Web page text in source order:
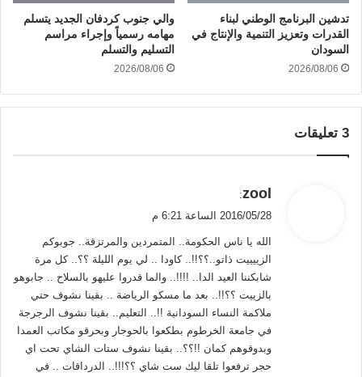
تدشين البرنامج الوطني لبناء
القدرات وتعزيز التنمية والإنتاج في
السودان
2026/08/06
والي جنوب كردفان الجديد يتسلم
مهامه رسمياً وإجراء مراسم
التسليم والتسلم
2026/08/06
‫3 تعليقات
ي
ق
ل
zool
:
2016/05/28 الساعة 6:21 م
الله يا ناس الحكومة.. المتمردين والمرتزقة.. جوبوكم
الزييييت ذاتو..؟؟!!.. كاودا .. لي يوم الليلة ؟؟.. كل مرة
شابكننا العيد الدا.. !!!!.. والما قدروا عليهو بالسلاح .. جابوهو
بالزييت ؟؟!!.. بعد ما مسكو الرياضة .. بقينا نشوف حتي
ملاكمة النساء السودانية !!.. التعليم.. بقينا نشوف الرجرجة
في جامعة الخرطوم بطكعوا بالحوجار وبحرقو مكاتب العمدا
وبدوقوهم كمان !!؟؟.. بقينا نشوف ستات الشاي تحت اي
حجر ترفعوا تلقا ليك ست شاي ؟؟!!!.. الدرداقات .. في